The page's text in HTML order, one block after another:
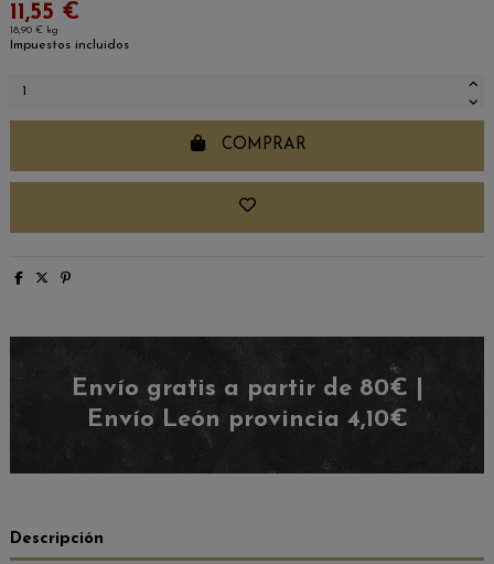
11,55 €
18,90 € kg
Impuestos incluidos
COMPRAR
Envío gratis a partir de 80€ |
Envío León provincia 4,10€
Descripción